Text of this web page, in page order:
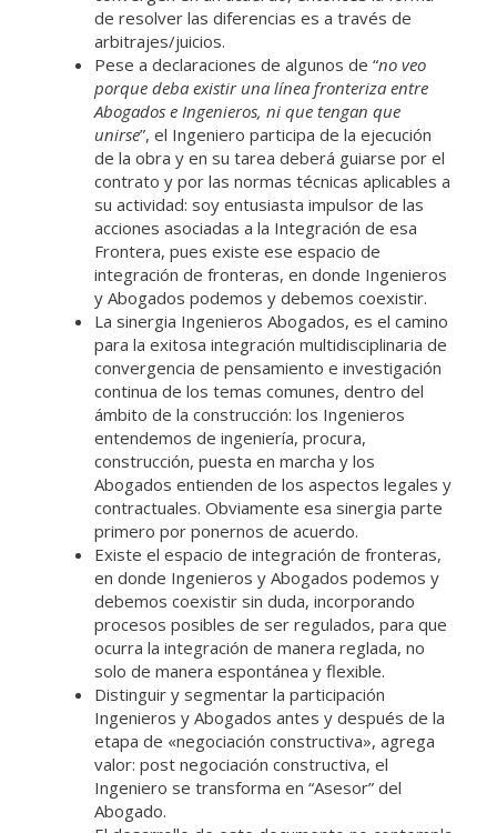
de resolver las diferencias es a través de
arbitrajes/juicios.
Pese a declaraciones de algunos de “no veo
porque deba existir una línea fronteriza entre
Abogados e Ingenieros, ni que tengan que
unirse”, el Ingeniero participa de la ejecución
de la obra y en su tarea deberá guiarse por el
contrato y por las normas técnicas aplicables a
su actividad: soy entusiasta impulsor de las
acciones asociadas a la Integración de esa
Frontera, pues existe ese espacio de
integración de fronteras, en donde Ingenieros
y Abogados podemos y debemos coexistir.
La sinergia Ingenieros Abogados, es el camino
para la exitosa integración multidisciplinaria de
convergencia de pensamiento e investigación
continua de los temas comunes, dentro del
ámbito de la construcción: los Ingenieros
entendemos de ingeniería, procura,
construcción, puesta en marcha y los
Abogados entienden de los aspectos legales y
contractuales. Obviamente esa sinergia parte
primero por ponernos de acuerdo.
Existe el espacio de integración de fronteras,
en donde Ingenieros y Abogados podemos y
debemos coexistir sin duda, incorporando
procesos posibles de ser regulados, para que
ocurra la integración de manera reglada, no
solo de manera espontánea y flexible.
Distinguir y segmentar la participación
Ingenieros y Abogados antes y después de la
etapa de «negociación constructiva», agrega
valor: post negociación constructiva, el
Ingeniero se transforma en “Asesor” del
Abogado.